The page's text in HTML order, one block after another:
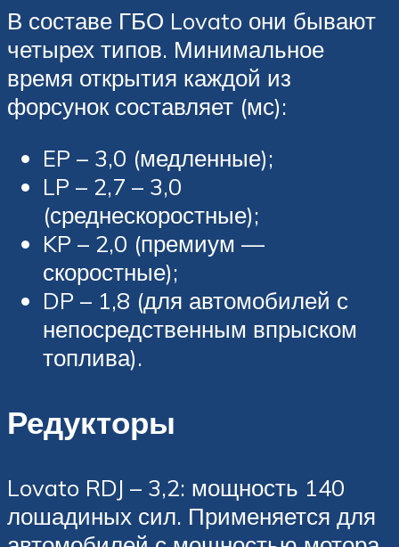
В составе ГБО Lovato они бывают
четырех типов. Минимальное
время открытия каждой из
форсунок составляет (мс):
EP – 3,0 (медленные);
LP – 2,7 – 3,0
(среднескоростные);
KP – 2,0 (премиум —
скоростные);
DP – 1,8 (для автомобилей с
непосредственным впрыском
топлива).
Редукторы
Lovato RDJ – 3,2: мощность 140
лошадиных сил. Применяется для